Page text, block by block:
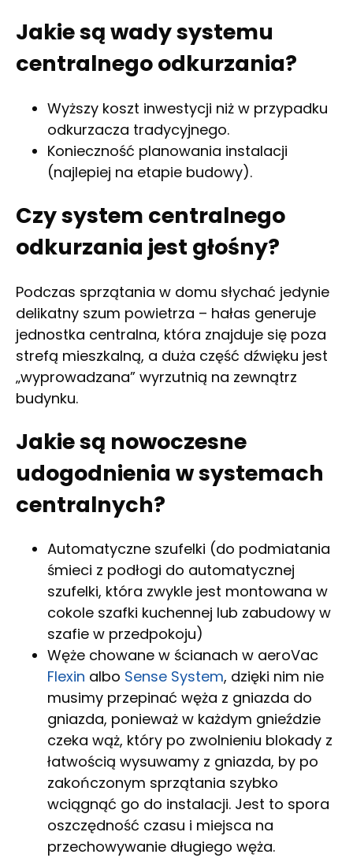
Jakie są wady systemu
centralnego odkurzania?
Wyższy koszt inwestycji niż w przypadku
odkurzacza tradycyjnego.
Konieczność planowania instalacji
(najlepiej na etapie budowy).
Czy system centralnego
odkurzania jest głośny?
Podczas sprzątania w domu słychać jedynie
delikatny szum powietrza – hałas generuje
jednostka centralna, która znajduje się poza
strefą mieszkalną, a duża część dźwięku jest
„wyprowadzana” wyrzutnią na zewnątrz
budynku.
Jakie są nowoczesne
udogodnienia w systemach
centralnych?
Automatyczne szufelki (do podmiatania
śmieci z podłogi do automatycznej
szufelki, która zwykle jest montowana w
cokole szafki kuchennej lub zabudowy w
szafie w przedpokoju)
Węże chowane w ścianach w aeroVac
Flexin albo Sense System, dzięki nim nie
musimy przepinać węża z gniazda do
gniazda, ponieważ w każdym gnieździe
czeka wąż, który po zwolnieniu blokady z
łatwością wysuwamy z gniazda, by po
zakończonym sprzątania szybko
wciągnąć go do instalacji. Jest to spora
oszczędność czasu i miejsca na
przechowywanie długiego węża.